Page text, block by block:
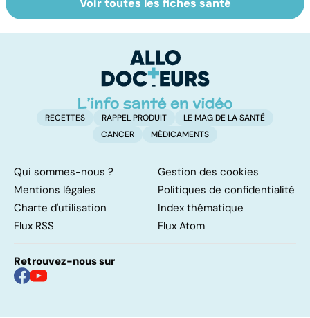
osseuse : des
La sciatique : un
symptôme
RECETTES RAPPEL PRODUIT
LE MAG DE LA SANTÉ
CANCER
MÉDICAMENTS
Qui sommes-nous ?
Gestion des cookies
Mentions légales
Politiques de confidentialité
Charte d'utilisation
Index thématique
Flux RSS
Flux Atom
Retrouvez-nous sur